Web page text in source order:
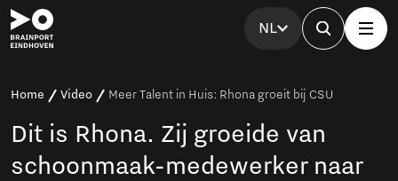
NL
Home Video Meer Talent in Huis: Rhona groeit bij CSU
Dit is Rhona. Zij groeide van
schoonmaak-medewerker naar